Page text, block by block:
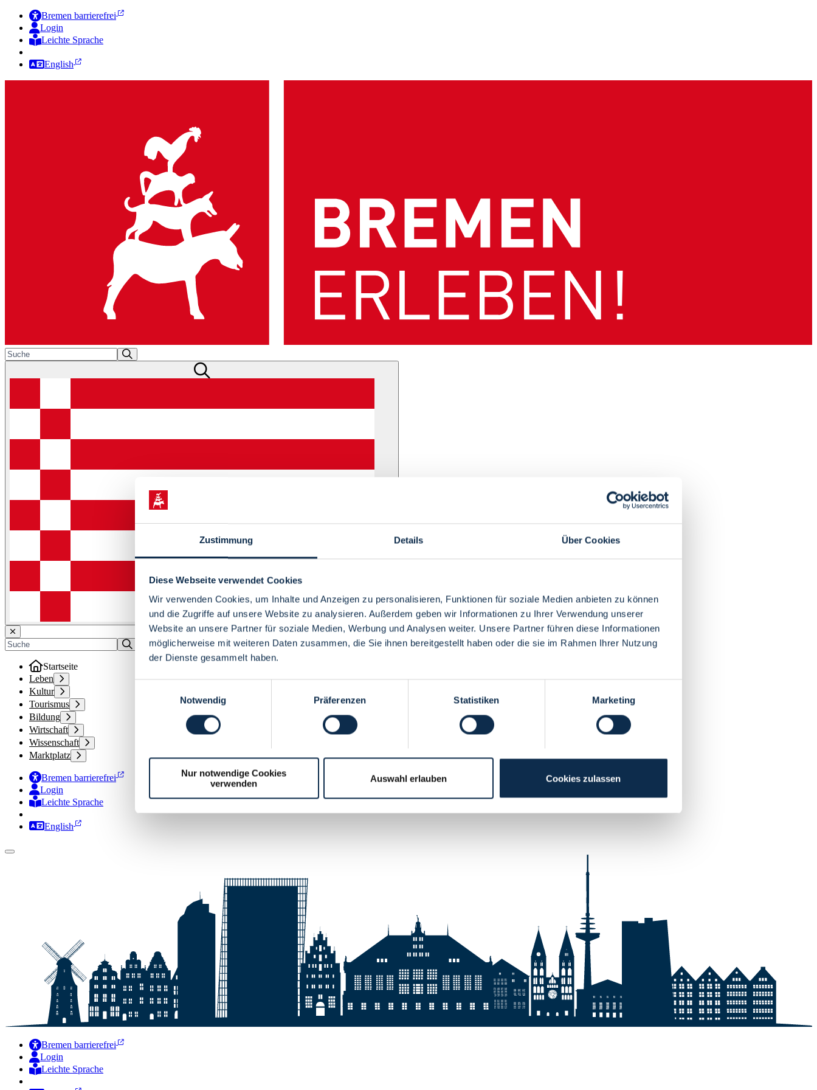
Zustimmung Details Über Cookies
Diese Webseite verwendet Cookies
Wir verwenden Cookies, um Inhalte und Anzeigen zu personalisieren, Funktionen für soziale Medien anbieten zu können
und die Zugriffe auf unsere Website zu analysieren. Außerdem geben wir Informationen zu Ihrer Verwendung unserer
Website an unsere Partner für soziale Medien, Werbung und Analysen weiter. Unsere Partner führen diese Informationen
möglicherweise mit weiteren Daten zusammen, die Sie ihnen bereitgestellt haben oder die sie im Rahmen Ihrer Nutzung
der Dienste gesammelt haben.
Notwendig
Präferenzen Statistiken Marketing
Nur notwendige Cookies
verwenden
Auswahl erlauben Cookies zulassen
Bremen barrierefrei
Login
Leichte Sprache
English
Menü
Startseite
Leben
Kultur
Tourismus
Bildung
Wirtschaft
Wissenschaft
Marktplatz
Bremen barrierefrei
Login
Leichte Sprache
Zur Deutschen Gebärdensprache
English
Bremen barrierefrei
Login
Leichte Sprache